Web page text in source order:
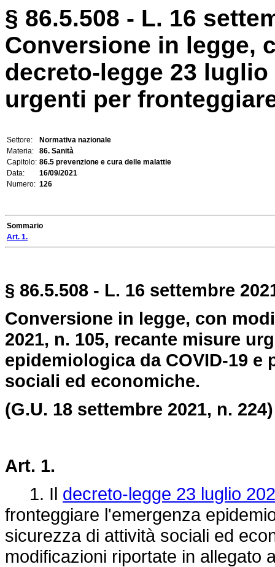
§ 86.5.508 - L. 16
Conversione in legge,
decreto-legge 23
urgenti per
Settore:
Normativa nazionale
Materia:
86. Sanità
Capitolo: 86.5 prevenzione e cura delle malattie
Data:
16/09/2021
Numero: 126
Sommario
Art. 1.
§ 86.5.508 - L. 16 settembre
Conversione in legge, con
2021, n. 105, recante misure
epidemiologica da COVID-19
sociali ed economiche.
(G.U. 18 settembre 2021, n. 224)
Art. 1.
1. Il decreto-legge 23 luglio
fronteggiare l'emergenza
sicurezza di attività sociali ed
modificazioni riportate in allegato